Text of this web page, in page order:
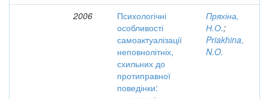
2006
Психологічні
особливості
самоактуалізації
неповнолітніх,
схильних до
протиправної
поведінки:
Пряхіна,
Н.О.;
Priakhina,
N.O.